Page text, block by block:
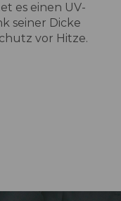
es einen UV-
seiner Dicke
vor Hitze.